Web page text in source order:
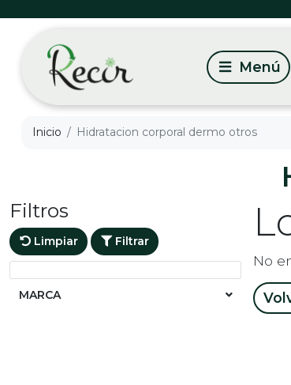
Inicio Hidratacion corporal dermo otros
Filtros
Limpiar Filtrar
MARCA
No